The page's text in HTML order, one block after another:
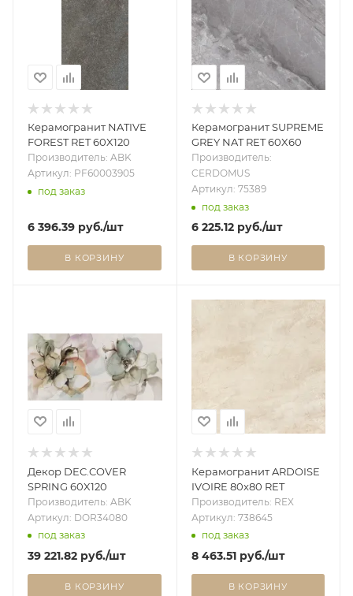
Керамогранит NATIVE
FOREST RET 60X120
Производитель: ABK
Артикул: PF60003905
под заказ
6 396.39 руб./шт
В КОРЗИНУ
Керамогранит SUPREME
GREY NAT RET 60X60
Производитель:
CERDOMUS
Артикул: 75389
под заказ
6 225.12руб./шт
В КОРЗИНУ
Декор DEC.COVER
SPRING 60X120
Производитель: ABK
Артикул: DOR34080
под заказ
39 221.82 руб./шт
В КОРЗИНУ
Керамогранит ARDOISE
IVOIRE 80x80 RET
Производитель: REX
Артикул: 738645
под заказ
8 463.51руб./шт
В КОРЗИНУ